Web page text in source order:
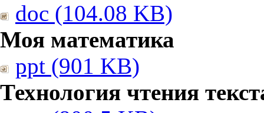
doc (104.08 KB)
Моя математика
ppt (901 KB)
Технология чтения